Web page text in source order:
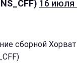
16 июля
сборной